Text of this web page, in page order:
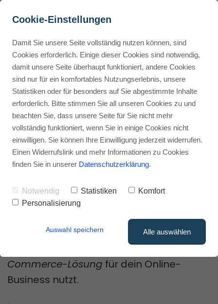
Buyer Personas erstellen
Landingpage optimieren
Internal Linking Tool
Wie funktioniert
Gumroad?
Werbehinweis: Links mit Sternchen (*) sind Affiliate-Links. Kaufst
du darüber ein, erhalte ich eine Provision – ohne Mehrkosten für
dich.
Stephan Ochmann
Online zu verkaufen ist mit Gumroad
einfacher. Kreative können mehr
Zeit für die Erstellung von Inhalten
Wir zeigen dir, wie du dieseE-
Commerce-Lösung für dein Online-
Business nutzt.
Cookie-Einstellungen
Damit Sie unsere Seite vollständig nutzen können, sind
Cookies erforderlich. Einige dieser Cookies sind notwendig,
damit unsere Seite überhaupt funktioniert, andere Cookies
sind nur für ein komfortables Nutzungserlebnis, unsere
Statistiken oder für besonders auf Sie abgestimmte Inhalte
erforderlich. Bitte stimmen Sie all unseren Cookies zu und
beachten Sie, dass unsere Seite für Sie nicht mehr
vollständig funktioniert, wenn Sie in einige Cookies nicht
einwilligen. Sie können Ihre Einwilligung jederzeit widerrufen.
Einen Widerrufslink und mehr Informationen zu Cookies
finden Sie in unserer Datenschutzerklärung.
Notwendig Statistiken
Komfort
Personalisierung
Auswahl speichern Alle auswählen